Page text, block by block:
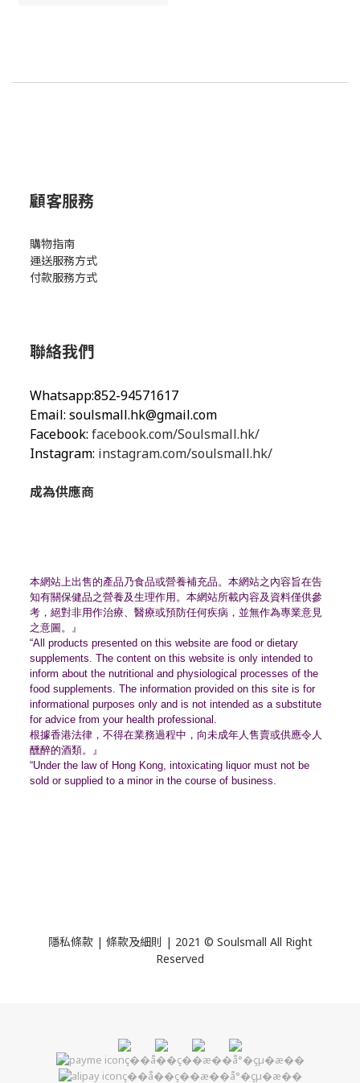
顧客服務
購物指南
運送服務方式
付款服務方式
聯絡我們
Whatsapp:852-94571617
Email: soulsmall.hk@gmail.com
Facebook: facebook.com/Soulsmall.hk/
Instagram: instagram.com/soulsmall.hk/
成為供應商
本網站上出售的產品乃食品或營養補充品。 本網站之內容旨在告
知有關保健品之營養及生理作用。 本網站所載內容及資料僅供參
考，絕對非用作治療、 醫療或預防任何疾病，並無作為專業意見
之意圖。』
“All products presented on this website are food or dietary
supplements. The content on this website is only intended to
inform about the nutritional and physiological processes of the
food supplements. The information provided on this site is for
informational purposes only and is not intended as a substitute
for advice from your health professional.
根據香港法律，不得在業務過程中， 向未成年人售賣或供應令人
醺醉的酒類。』
“Under the law of Hong Kong, intoxicating liquor must not be
sold or supplied to a minor in the course of business.
隱私條款 | 條款及細則 | 2021 © Soulsmall All Right
Reserved